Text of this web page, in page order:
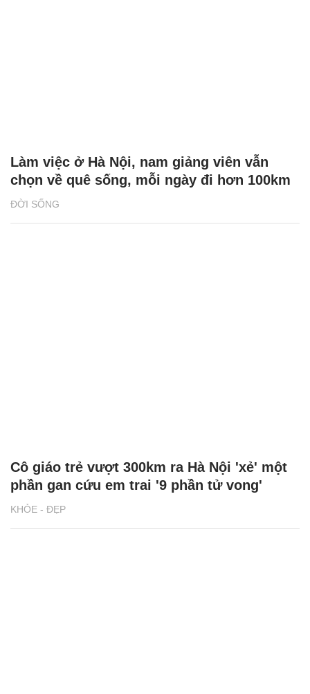
ĐỜI SỐNG
Làm việc ở Hà Nội, nam giảng viên vẫn
chọn về quê sống, mỗi ngày đi hơn 100km
KHỎE - ĐẸP
Cô giáo trẻ vượt 300km ra Hà Nội 'xẻ' một
phần gan cứu em trai '9 phần tử vong'